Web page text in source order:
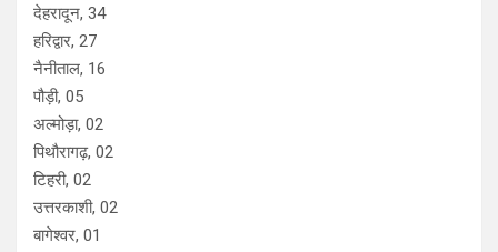
देहरादून, 34
हरिद्वार, 27
नैनीताल, 16
पौड़ी, 05
अल्मोड़ा, 02
पिथौरागढ़, 02
टिहरी, 02
उत्तरकाशी, 02
बागेश्वर, 01